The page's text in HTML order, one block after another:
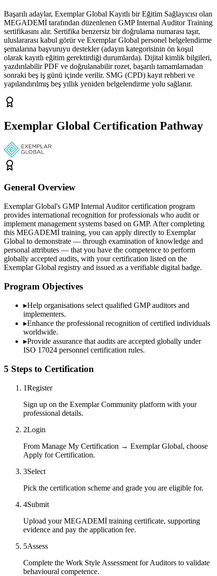
Başarılı adaylar, Exemplar Global Kayıtlı bir Eğitim Sağlayıcısı olan
MEGADEMİ tarafından düzenlenen GMP Internal Auditor Training
sertifikasını alır. Sertifika benzersiz bir doğrulama numarası taşır,
uluslararası kabul görür ve Exemplar Global personel belgelendirme
şemalarına başvuruyu destekler (adayın kategorisinin ön koşul
olarak kayıtlı eğitim gerektirdiği durumlarda). Dijital kimlik bilgileri,
yazdırılabilir PDF ve doğrulanabilir rozet, başarılı tamamlamadan
sonraki beş iş günü içinde verilir. SMG (CPD) kayıt rehberi ve
yapılandırılmış beş yıllık yeniden belgelendirme yolu sağlanır.
Exemplar Global Certification Pathway
General Overview
Exemplar Global's GMP Internal Auditor certification program
provides international recognition for professionals who audit or
implement management systems based on GMP. After completing
this MEGADEMİ training, you can apply directly to Exemplar
Global to demonstrate — through examination of knowledge and
personal attributes — that you have the competence to perform
globally accepted audits, with your certification listed on the
Exemplar Global registry and issued as a verifiable digital badge.
Program Objectives
▸Help organisations select qualified GMPauditors and
implementers.
▸Enhance the professional recognition of certified individuals
worldwide.
▸Provide assurance that audits are accepted globally under
ISO 17024 personnel certification rules.
5 Steps to Certification
1Register
Sign up on the Exemplar Community platform with your
professional details.
2Login
From Manage My Certification → Exemplar Global, choose
Apply for Certification.
3Select
Pick the certification scheme and grade you are eligible for.
4Submit
Upload your MEGADEMİ training certificate, supporting
evidence and pay the application fee.
5Assess
Complete the Work Style Assessment for Auditors to validate
behavioural competence.